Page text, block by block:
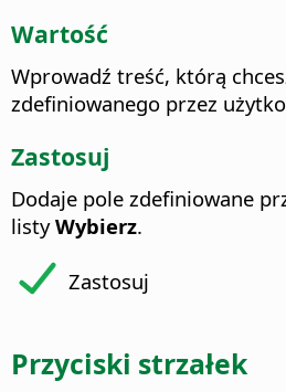
Wartość
Wprowadź treść, którą
zdefiniowanego przez
Zastosuj
Dodaje pole zdefiniowane
listyWybierz.
Zastosuj
Przyciski strzałek